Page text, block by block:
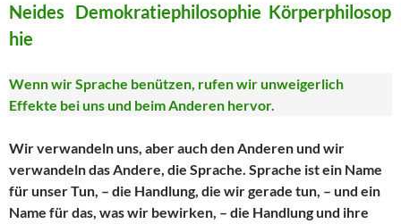
Neides Demokratiephilosophie Körperphilosop
hie
Wenn wir Sprache benützen, rufen wir unweigerlich
Effekte bei uns und beim Anderen hervor.
Wir verwandeln uns, aber auch den Anderen und wir
verwandeln das Andere, die Sprache. Sprache ist ein Name
für unser Tun, – die Handlung, die wir gerade tun, – und ein
Name für das, was wir bewirken, – die Handlung und ihre